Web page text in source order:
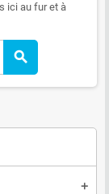
add
ici au fur et à
search